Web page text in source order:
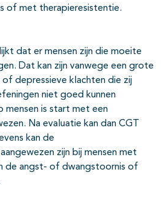
of met therapieresistentie.
dat er mensen zijn die moeite
Dat kan zijn vanwege een grote
depressieve klachten die zij
niet goed kunnen
mensen is start met een
Na evaluatie kan dan CGT
kan de
zijn bij mensen met
de angst- of dwangstoornis of